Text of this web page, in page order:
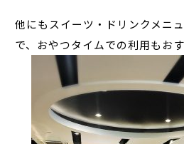
他にもスイーツ・ドリンクメニ
で、おやつタイムでの利用もおす